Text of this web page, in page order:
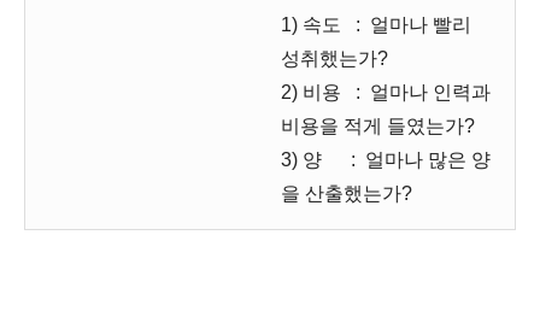
1) 속도 : 얼마나 빨리
성취했는가?
2) 비용 : 얼마나 인력과
비용을 적게 들였는가?
3) 양 : 얼마나 많은 양
을 산출했는가?